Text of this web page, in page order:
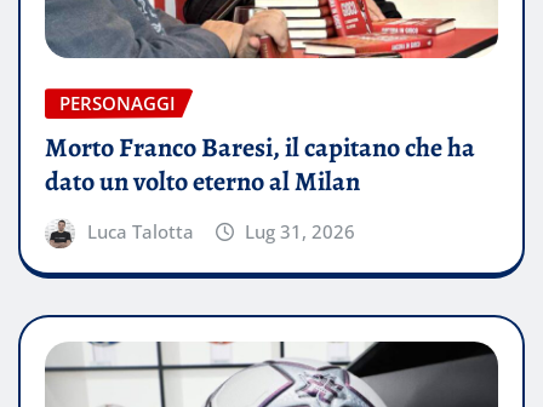
PERSONAGGI
Morto Franco Baresi, il capitano che ha
dato un volto eterno al Milan
Luca Talotta Lug 31, 2026